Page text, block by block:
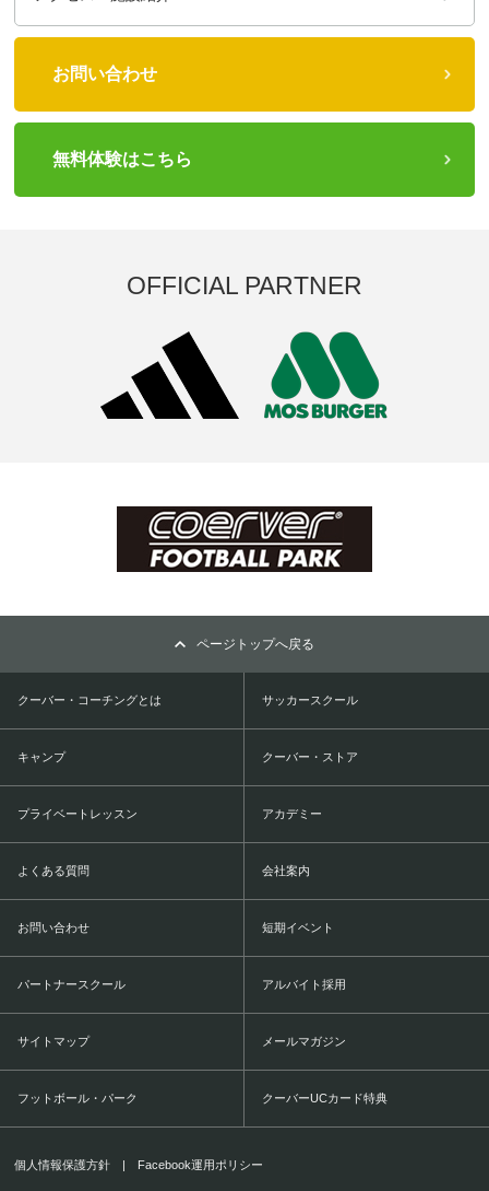
お問い合わせ
無料体験はこちら
OFFICIAL PARTNER
ページトップへ戻る
クーバー・コーチングとは サッカースクール
キャンプ クーバー・ストア
プライベートレッスン アカデミー
よくある質問 会社案内
お問い合わせ 短期イベント
パートナースクール アルバイト採用
サイトマップ メールマガジン
フットボール・パーク クーバーUCカード特典
個人情報保護方針 | Facebook運用ポリシー